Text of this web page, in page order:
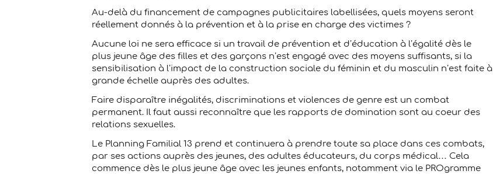
Au-delà du financement de campagnes publicitaires labellisées, quels moyens seront
réellement donnés à la prévention et à la prise en charge des victimes ?
Aucune loi ne sera efficace si un travail de prévention et d’éducation à l’égalité dès le
plus jeune âge des filles et des garçons n’est engagé avec des moyens suffisants, si la
sensibilisation à l’impact de la construction sociale du féminin et du masculin n’est faite à
grande échelle auprès des adultes.
Faire disparaître inégalités, discriminations et violences de genre est un combat
permanent. Il faut aussi reconnaître que les rapports de domination sont au coeur des
relations sexuelles.
Le Planning Familial 13 prend et continuera à prendre toute sa place dans ces combats,
par ses actions auprès des jeunes, des adultes éducateurs, du corps médical… Cela
commence dès le plus jeune âge avec les jeunes enfants, notamment via le PROgramme